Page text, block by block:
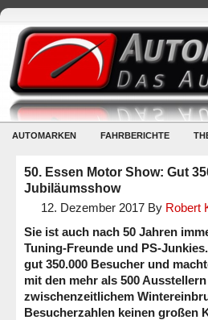
AUTOMARKEN FAHRBERICHTE
50. Essen Motor Show: Gut
Jubiläumsshow
12. Dezember 2017 By Robert
Sie ist auch nach 50 Jahren
Tuning-Freunde und PS-
gut 350.000 Besucher und
mit den mehr als 500
zwischenzeitlichem
Besucherzahlen keinen großen